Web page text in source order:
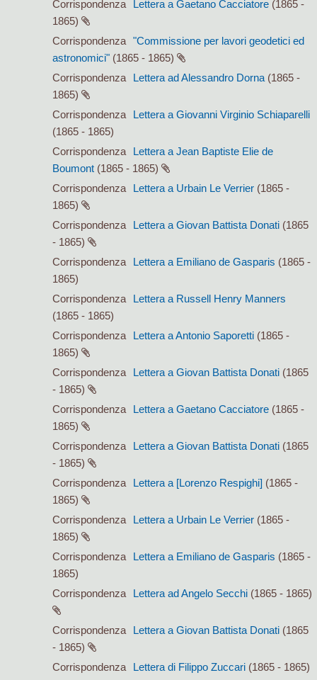
Corrispondenza
Lettera a Gaetano Cacciatore (1865 -
1865)
Corrispondenza
"Commissione per lavori geodetici ed
astronomici" (1865 - 1865)
Corrispondenza
Lettera ad Alessandro Dorna (1865 -
1865)
Corrispondenza
Lettera a Giovanni Virginio Schiaparelli
(1865 - 1865)
Corrispondenza
Lettera a Jean Baptiste Elie de
Boumont (1865 - 1865)
Corrispondenza
Lettera a Urbain Le Verrier (1865 -
1865)
Corrispondenza
Lettera a Giovan Battista Donati (1865
- 1865)
Corrispondenza
Lettera a Emiliano de Gasparis (1865 -
1865)
Corrispondenza
Lettera a Russell Henry Manners
(1865 - 1865)
Corrispondenza
Lettera a Antonio Saporetti (1865 -
1865)
Corrispondenza
Lettera a Giovan Battista Donati (1865
- 1865)
Corrispondenza
Lettera a Gaetano Cacciatore (1865 -
1865)
Corrispondenza
Lettera a Giovan Battista Donati (1865
- 1865)
Corrispondenza
Lettera a [Lorenzo Respighi] (1865 -
1865)
Corrispondenza
Lettera a Urbain Le Verrier (1865 -
1865)
Corrispondenza
Lettera a Emiliano de Gasparis (1865 -
1865)
Corrispondenza
Lettera ad Angelo Secchi (1865 - 1865)
Corrispondenza Lettera a Giovan Battista Donati (1865
- 1865)
Corrispondenza
Lettera di Filippo Zuccari (1865 - 1865)